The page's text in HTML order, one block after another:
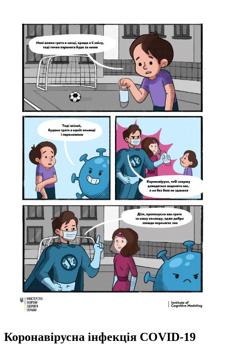
Коронавірусна інфекція COVID-19